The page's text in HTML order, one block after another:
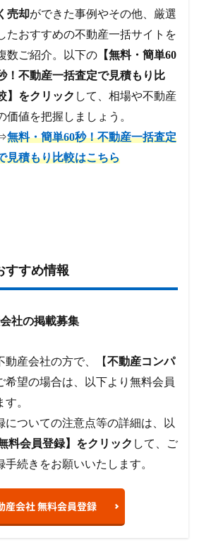
売却ができた事例やその他、厳選
たおすすめの不動産一括サイトを
数ご紹介。以下の 【無料・簡単60
！不動産一括査定で見積もり比
】をクリック して、相場や不動産
価値を把握しましょう。
無料・簡単60秒！不動産一括査定
見積もり比較はこちら
すすめ情報
社の掲載募集
産会社の方で、【不動産コンパ
希望の場合は、以下より無料会員
。
についての注意点等の詳細は、以
料会員登録】をクリック して、ご
続きをお願いいたします。
産会社 無料会員登録